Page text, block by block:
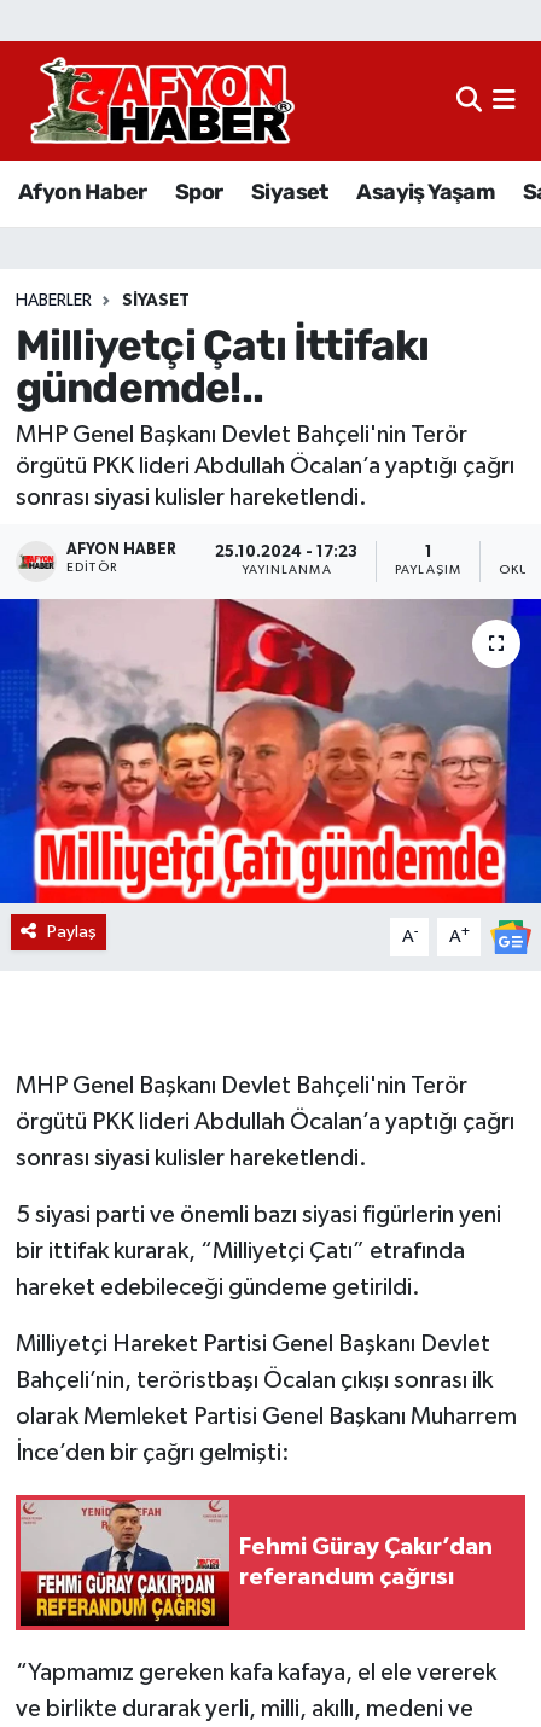
Afyon Haber Spor Siyaset Asayiş Yaşam
HABERLER SIYASET
Milliyetçi Çatı İttifakı
gündemde!..
MHP Genel Başkanı Devlet Bahçeli'nin Terör
örgütü PKK lideri Abdullah Öcalan’a yaptığı çağrı
sonrası siyasi kulisler hareketlendi.
AFYON HABER
EDITÖR
25.10.2024 - 17:23
YAYINLANMA PAYLAŞIM
Paylaş A- A+
MHP Genel Başkanı Devlet Bahçeli'nin Terör
örgütü PKK lideri Abdullah Öcalan’a yaptığı çağrı
sonrası siyasi kulisler hareketlendi.
5 siyasi parti ve önemli bazı siyasi figürlerin yeni
bir ittifak kurarak, “Milliyetçi Çatı” etrafında
hareket edebileceği gündeme getirildi.
Milliyetçi Hareket Partisi Genel Başkanı Devlet
Bahçeli’nin, teröristbaşı Öcalan çıkışı sonrası ilk
olarak Memleket Partisi Genel Başkanı Muharrem
İnce’den bir çağrı gelmişti:
Fehmi Güray Çakır’dan
referandum çağrısı
“Yapmamız gereken kafa kafaya, el ele vererek
ve birlikte durarak yerli, milli, akıllı, medeni ve
Afyon Haber
Sağlık
Eğitim
Sivil Toplum
Etkinlikler